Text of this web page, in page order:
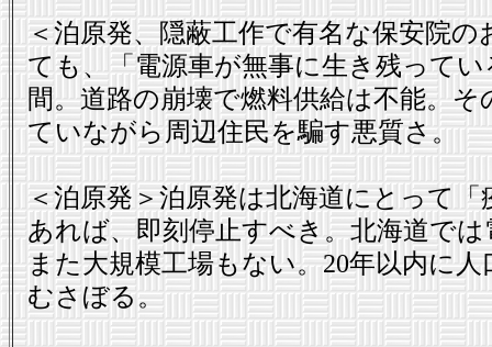
＜泊原発、隠蔽工作で有名な保安院
ても、「電源車が無事に生き残って
間。道路の崩壊で燃料供給は不能。
ていながら周辺住民を騙す悪質さ。
＜泊原発＞泊原発は北海道にとって
あれば、即刻停止すべき。北海道で
また大規模工場もない。20年以内に
むさぼる。